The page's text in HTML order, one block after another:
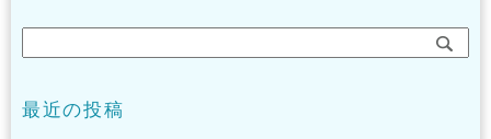
最近の投稿